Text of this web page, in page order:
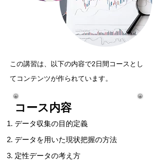
​この講習は、以下の内容で2日間コースとし
てコンテンツが作られています。
コース内容
データ収集の目的定義
データを用いた現状把握の方法
定性データの考え方